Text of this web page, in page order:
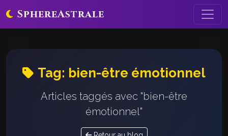
SphereAstrale
Tag: bien-être émotionnel
Articles taggés avec "bien-être
émotionnel"